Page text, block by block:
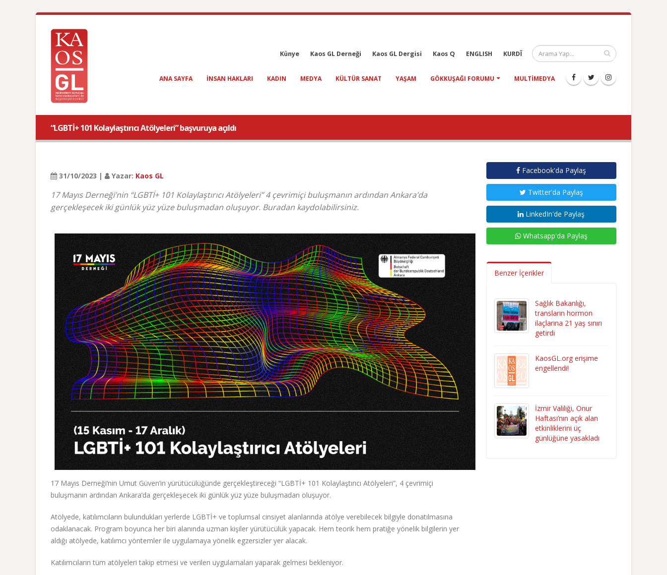
Künye Kaos GL Derneği Kaos GL Dergisi Kaos Q ENGLISH KURDÎ
ANA SAYFA INSAN HAKLARI KADIN MEDYA KÜLTÜR SANAT YAŞAM GÖKKUŞAĞI FORUMU MULTIMEDYA
“LGBTİ+ 101 Kolaylaştırıcı Atölyeleri” başvuruya açıldı
31/10/2023 | Yazar: Kaos GL
17 Mayıs Derneği’nin “LGBTİ+ 101 Kolaylaştırıcı Atölyeleri” 4 çevrimiçi buluşmanın ardından Ankara’da
gerçekleşecek iki günlük yüz yüze buluşmadan oluşuyor. Buradan kaydolabilirsiniz.
17 Mayıs Derneği’nin Umut Güven’in yürütücülüğünde gerçekleştireceği “LGBTİ+ 101 Kolaylaştırıcı Atölyeleri”, 4 çevrimiçi
buluşmanın ardından Ankara’da gerçekleşecek iki günlük yüz yüze buluşmadan oluşuyor.
Atölyede, katılımcıların bulundukları yerlerde LGBTİ+ ve toplumsal cinsiyet alanlarında atölye verebilecek bilgiyle donatılmasına
odaklanacak. Program boyunca her biri alanında uzman kişiler yürütücülük yapacak. Hem teorik hem pratiğe yönelik bilgilerin yer
aldığı atölyede, katılımcı yöntemler ile uygulamaya yönelik egzersizler yer alacak.
Katılımcıların tüm atölyeleri takip etmesi ve verilen uygulamaları yaparak gelmesi bekleniyor.
Facebook'da Paylaş
Twitter'da Paylaş
LinkedIn'de Paylaş
Whatsapp'da Paylaş
Benzer İçerikler
Sağlık Bakanlığı,
transların hormon
ilaçlarına 21 yaş sınırı
getirdi
KaosGL.org erişime
engellendi!
İzmir Valiliği, Onur
Haftası’nın açık alan
etkinliklerini üç
günlüğüne yasakladı